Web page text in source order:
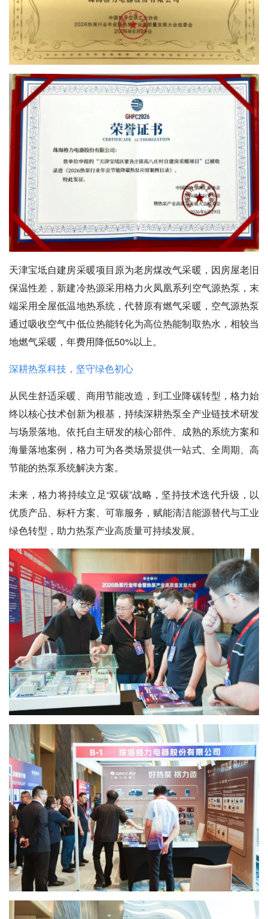
天津宝坻自建房采暖项目原为老房煤改气采暖，因房屋老旧
保温性差，新建冷热源采用格力火凤凰系列空气源热泵，末
端采用全屋低温地热系统，代替原有燃气采暖，空气源热泵
通过吸收空气中低位热能转化为高位热能制取热水，相较当
地燃气采暖，年费用降低50%以上。
深耕热泵科技，坚守绿色初心
从民生舒适采暖、商用节能改造，到工业降碳转型，格力始
终以核心技术创新为根基，持续深耕热泵全产业链技术研发
与场景落地。依托自主研发的核心部件、成熟的系统方案和
海量落地案例，格力可为各类场景提供一站式、全周期、高
节能的热泵系统解决方案。
未来，格力将持续立足“双碳”战略，坚持技术迭代升级，以
优质产品、标杆方案、可靠服务，赋能清洁能源替代与工业
绿色转型，助力热泵产业高质量可持续发展。